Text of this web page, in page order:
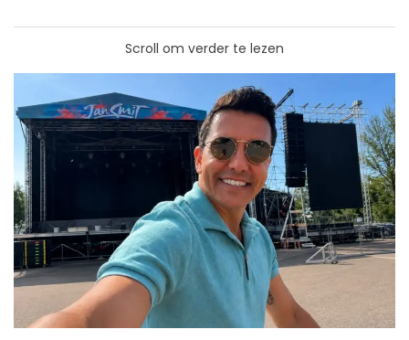
Scroll om verder te lezen